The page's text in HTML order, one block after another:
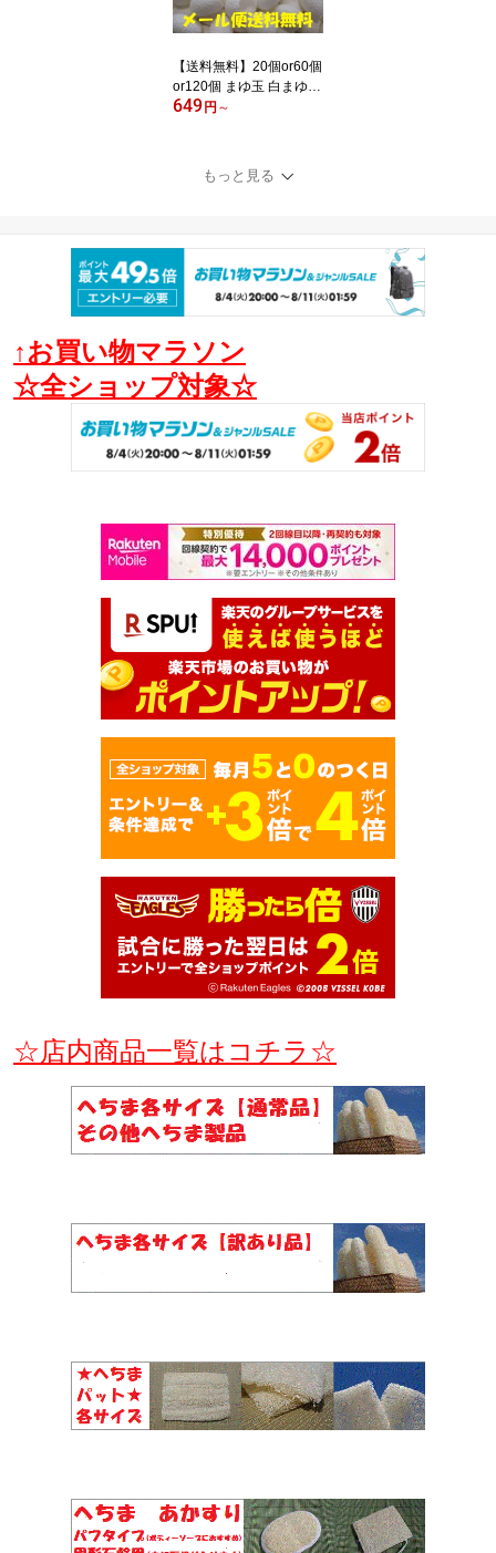
【送料無料】20個or60個
or120個 まゆ玉 白まゆ
白玉 繭玉 スキンケア 洗
649円 ～
もっと見る
↑お買い物マラソン
☆全ショップ対象☆
☆店内商品一覧はコチラ☆